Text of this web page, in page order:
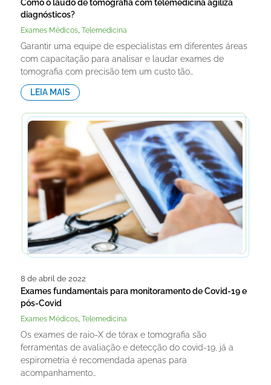
Como o laudo de tomografia com telemedicina agiliza
diagnósticos?
Exames Médicos, Telemedicina
Garantir uma equipe de especialistas em diferentes áreas
com capacitação para analisar e laudar exames de
tomografia com precisão tem um custo tão…
LEIA MAIS
8 de abril de 2022
Exames fundamentais para monitoramento de Covid-19 e
pós-Covid
Exames Médicos, Telemedicina
Os exames de raio-X de tórax e tomografia são
ferramentas de avaliação e detecção do covid-19, já a
espirometria é recomendada apenas para
acompanhamento…